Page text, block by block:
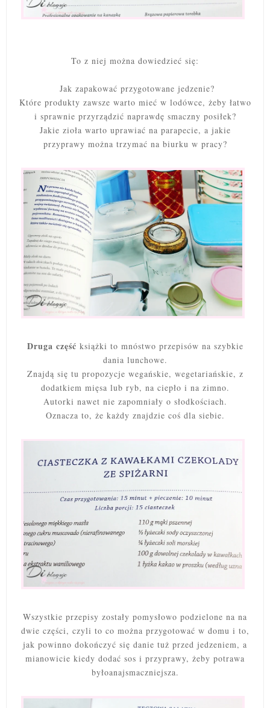
To z niej można dowiedzieć się:
Jak zapakować przygotowane jedzenie?
Które produkty zawsze warto mieć w lodówce, żeby łatwo
i sprawnie przyrządzić naprawdę smaczny posiłek?
Jakie zioła warto uprawiać na parapecie, a jakie
przyprawy można trzymać na biurku w pracy?
Druga część książki to mnóstwo przepisów na szybkie
dania lunchowe.
Znajdą się tu propozycje wegańskie, wegetariańskie, z
dodatkiem mięsa lub ryb, na ciepło i na zimno.
Autorki nawet nie zapomniały o słodkościach.
Oznacza to, że każdy znajdzie coś dla siebie.
Wszystkie przepisy zostały pomysłowo podzielone na na
dwie części, czyli to co można przygotować w domu i to,
jak powinno dokończyć się danie tuż przed jedzeniem, a
mianowicie kiedy dodać sos i przyprawy, żeby potrawa
byłoanajsmaczniejsza.